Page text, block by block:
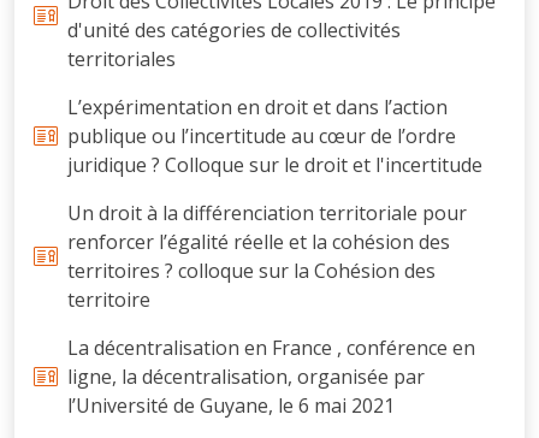
d'unité des catégories de collectivités
territoriales
L’expérimentation en droit et dans l’action
publique ou l’incertitude au cœur de l’ordre
juridique ? Colloque sur le droit et l'incertitude
Un droit à la différenciation territoriale pour
renforcer l’égalité réelle et la cohésion des
territoires ? colloque sur la Cohésion des
territoire
La décentralisation en France , conférence en
ligne, la décentralisation, organisée par
l’Université de Guyane, le 6 mai 2021